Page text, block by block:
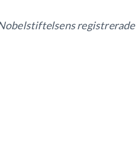
registrerade